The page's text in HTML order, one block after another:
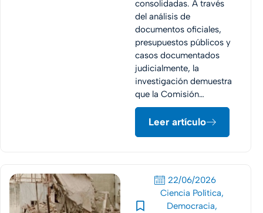
consolidadas. A través
del análisis de
documentos oficiales,
presupuestos públicos y
casos documentados
judicialmente, la
investigación demuestra
que la Comisión…
Leer artículo
22/06/2026
Ciencia Política,
Democracia,